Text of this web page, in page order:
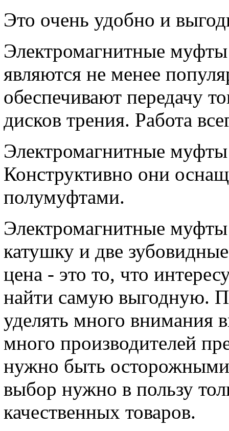
Это очень удобно и
Электромагнитные
являются не менее
обеспечивают передачу
дисков трения. Работа
Электромагнитные муфты
Конструктивно они
полумуфтами.
Электромагнитные
катушку и две
цена - это то, что
найти самую выгодную.
уделять много внимания
много производителей
нужно быть
выбор нужно в пользу
качественных товаров.